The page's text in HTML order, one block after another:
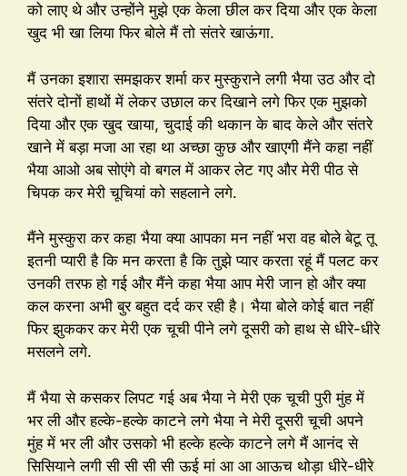
को लाए थे और उन्होंने मुझे एक केला छील कर दिया और एक केला
खुद भी खा लिया फिर बोले मैं तो संतरे खाऊंगा.
मैं उनका इशारा समझकर शर्मा कर मुस्कुराने लगी भैया उठ और दो
संतरे दोनों हाथों में लेकर उछाल कर दिखाने लगे फिर एक मुझको
दिया और एक खुद खाया, चुदाई की थकान के बाद केले और संतरे
खाने में बड़ा मजा आ रहा था अच्छा कुछ और खाएगी मैंने कहा नहीं
भैया आओ अब सोएंगे वो बगल में आकर लेट गए और मेरी पीठ से
चिपक कर मेरी चूचियां को सहलाने लगे.
मैंने मुस्कुरा कर कहा भैया क्या आपका मन नहीं भरा वह बोले बेटू तू
इतनी प्यारी है कि मन करता है कि तुझे प्यार करता रहूं मैं पलट कर
उनकी तरफ हो गई और मैंने कहा भैया आप मेरी जान हो और क्या
कल करना अभी बुर बहुत दर्द कर रही है। भैया बोले कोई बात नहीं
फिर झुककर कर मेरी एक चूची पीने लगे दूसरी को हाथ से धीरे-धीरे
मसलने लगे.
मैं भैया से कसकर लिपट गई अब भैया ने मेरी एक चूची पुरी मुंह में
भर ली और हल्के-हल्के काटने लगे भैया ने मेरी दूसरी चूची अपने
मुंह में भर ली और उसको भी हल्के हल्के काटने लगे मैं आनंद से
सिसियाने लगी सी सी सी सी ऊई मां आ आ आऊच थोड़ा धीरे-धीरे